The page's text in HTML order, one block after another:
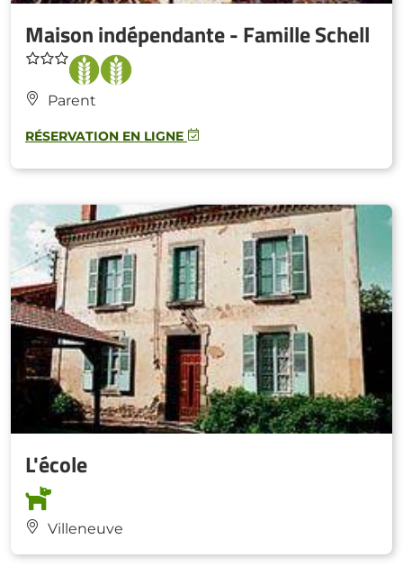
Maison indépendante - Famille Schell
Parent
RÉSERVATION EN LIGNE
L'école
Villeneuve